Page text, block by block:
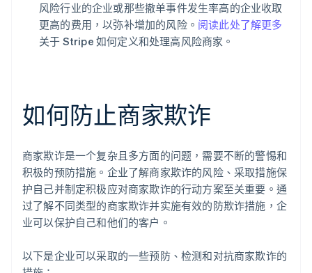
风险行业的企业或那些撤单事件发生率高的企业收取
更高的费用，以弥补增加的风险。 阅读此处了解更多
关于 Stripe 如何定义和处理高风险商家。
如何防止商家欺诈
商家欺诈是一个复杂且多方面的问题，需要不断的警惕和
积极的预防措施。企业了解商家欺诈的风险、采取措施保
护自己并制定积极应对商家欺诈的行动方案至关重要。通
过了解不同类型的商家欺诈并实施有效的防欺诈措施，企
业可以保护自己和他们的客户。
以下是企业可以采取的一些预防、检测和对抗商家欺诈的